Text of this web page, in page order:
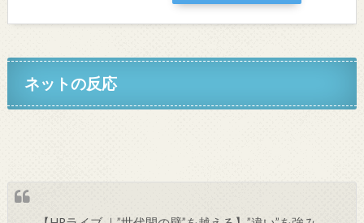
ネットの反応